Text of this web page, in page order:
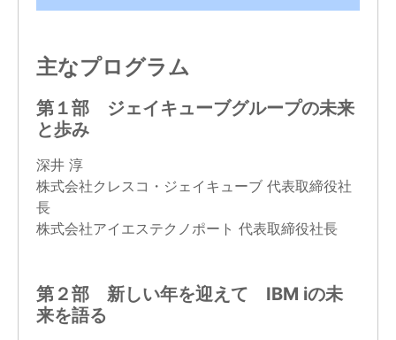
主なプログラム
第１部 ジェイキューブグループの未来
と歩み
深井 淳
株式会社クレスコ・ジェイキューブ 代表取締役社
長
株式会社アイエステクノポート 代表取締役社長
第２部 新しい年を迎えて IBM iの未
来を語る